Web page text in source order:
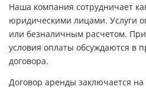
Наша компания сотрудничает
юридическими лицами. Услуги
или безналичным расчетом.
условия оплаты обсуждаются в
договора.
Договор аренды заключается на